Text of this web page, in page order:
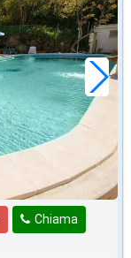
Chiama